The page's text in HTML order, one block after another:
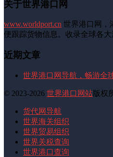
关于世界港口网
www.worldport.cn 世界港口网，
便跟踪货物信息。收录全球各大
近期文章
世界港口网导航，畅游全
© 2023-2026 世界港口网站版权
货代网导航
世界海关组织
世界贸易组织
世界关税查询
世界港口查询